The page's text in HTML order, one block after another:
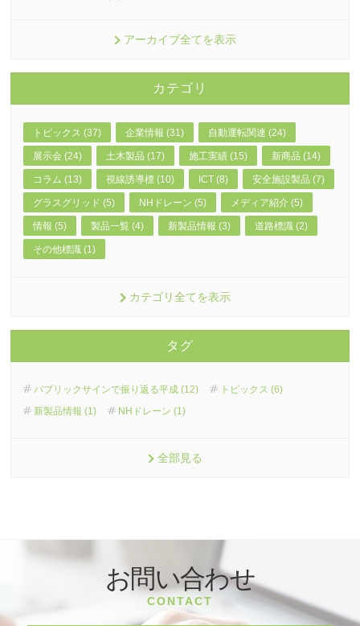
アーカイブ全てを表示
カテゴリ
トピックス (37) 企業情報 (31) 自動運転関連 (24)
展示会 (24) 土木製品 (17) 施工実績 (15) 新商品 (14)
コラム (13) 視線誘導標 (10) ICT (8) 安全施設製品 (7)
グラスグリッド (5) NHドレーン (5) メディア紹介 (5)
情報 (5) 製品一覧 (4) 新製品情報 (3) 道路標識 (2)
その他標識 (1)
カテゴリ全てを表示
タグ
パブリックサインで振り返る平成 (12)
トピックス (6)
新製品情報 (1)
NHドレーン (1)
全部見る
お問い合わせ
CONTACT